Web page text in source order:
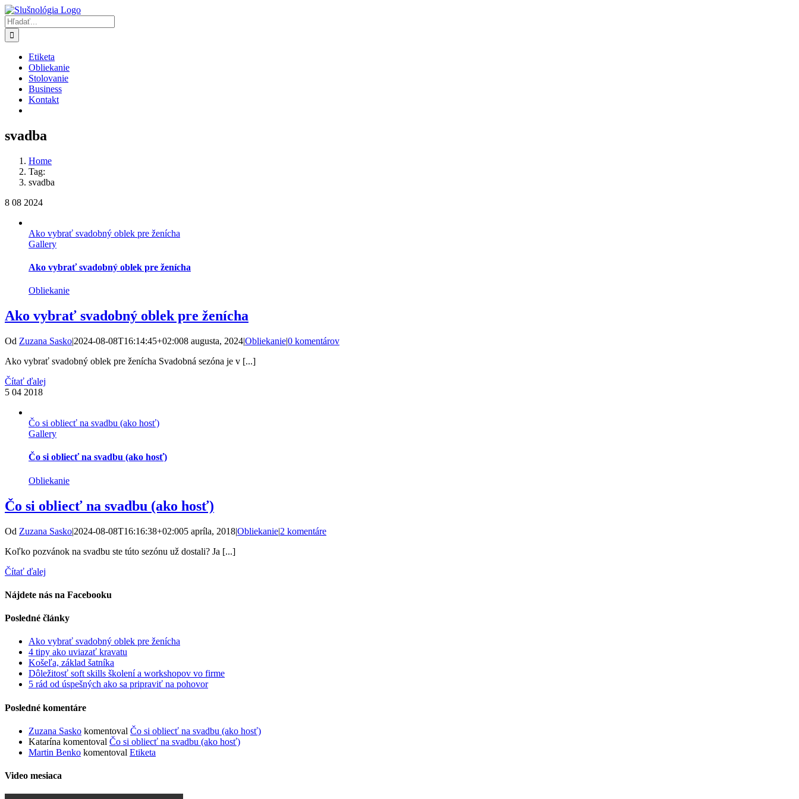
Skip
to
content
Hľadať:
Etiketa
Obliekanie
Stolovanie
Business
Kontakt
svadba
Home
Tag:
svadba
8 08 2024
Ako vybrať svadobný oblek pre ženícha
Gallery
Ako vybrať svadobný oblek pre ženícha
Obliekanie
Ako vybrať svadobný oblek pre ženícha
Od Zuzana Sasko|2024-08-08T16:14:45+02:008 augusta, 2024|Obliekanie|0 komentárov
Ako vybrať svadobný oblek pre ženícha Svadobná sezóna je v [...]
Čítať ďalej
5 04 2018
Čo si obliecť na svadbu (ako hosť)
Gallery
Čo si obliecť na svadbu (ako hosť)
Obliekanie
Čo si obliecť na svadbu (ako hosť)
Od Zuzana Sasko|2024-08-08T16:16:38+02:005 apríla, 2018|Obliekanie|2 komentáre
Koľko pozvánok na svadbu ste túto sezónu už dostali? Ja [...]
Čítať ďalej
Nájdete nás na Facebooku
Posledné články
Ako vybrať svadobný oblek pre ženícha
4 tipy ako uviazať kravatu
Košeľa, základ šatníka
Dôležitosť soft skills školení a workshopov vo firme
5 rád od úspešných ako sa pripraviť na pohovor
Posledné komentáre
Zuzana Sasko komentoval Čo si obliecť na svadbu (ako hosť)
Katarína komentoval Čo si obliecť na svadbu (ako hosť)
Martin Benko komentoval Etiketa
Video mesiaca